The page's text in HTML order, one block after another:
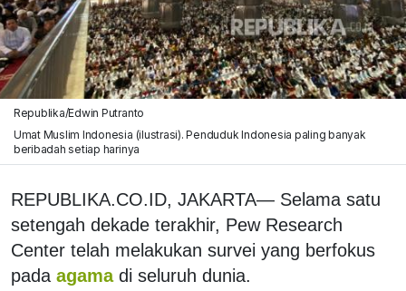
Republika/Edwin Putranto
Umat Muslim Indonesia (ilustrasi). Penduduk Indonesia paling banyak
beribadah setiap harinya
REPUBLIKA.CO.ID, JAKARTA— Selama satu
setengah dekade terakhir, Pew Research
Center telah melakukan survei yang berfokus
pada agama di seluruh dunia.